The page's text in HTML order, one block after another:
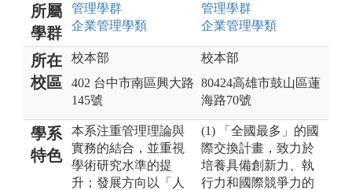
所屬
學群
管理學群
企業管理學類
管理學群
企業管理學類
所在
校區
校本部
402 台中市南區興大路
145號
校本部
80424高雄市鼓山區蓮
海路70號
學系
特色
本系注重管理理論與
實務的結合，並重視
學術研究水準的提
升；發展方向以「人
(1) 「全國最多」的國
際交換計畫，致力於
培養具備創新力、執
行力和國際競爭力的